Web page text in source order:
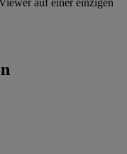
auf einer einzigen